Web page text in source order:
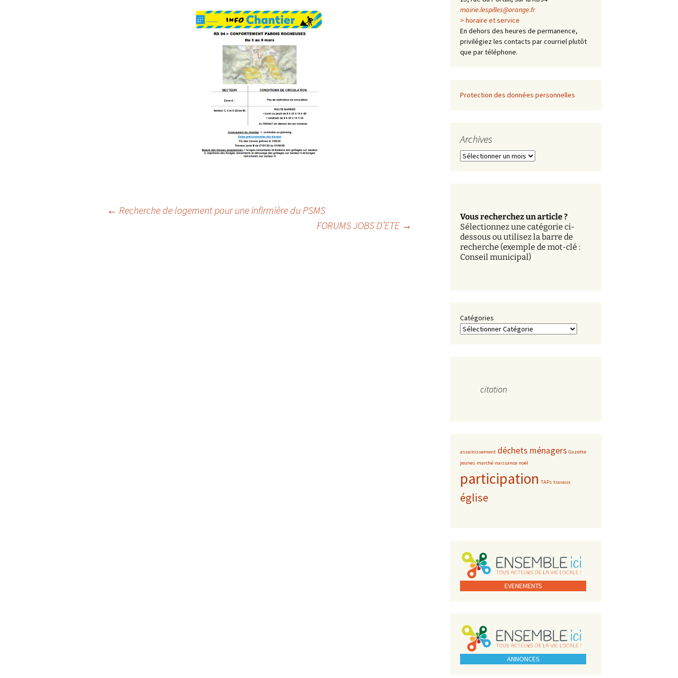
Arrêtés
Prévention
← Recherche de logement pour une infirmière du PSMS
FORUMS JOBS D’ETE →
mairie.lespilles@orange.fr
> horaire et service
En dehors des heures de permanence,
privilégiez les contacts par courriel plutôt
que par téléphone.
Protection des données personnelles
Archives
A
e
s
Vous recherchez un article ?
Sélectionnez une catégorie ci-
dessous ou utilisez la barre de
recherche (exemple de mot-clé :
Conseil municipal)
Catégories
citation
assainissement déchets ménagers Gazette
jeunes marché naissance noël
participation TAPs travaux
église
EVENEMENTS
ANNONCES